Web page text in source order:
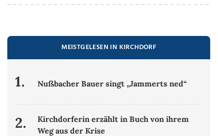
MEISTGELESEN IN KIRCHDORF
1. Nußbacher Bauer singt „Jammerts ned“
2.
Kirchdorferin erzählt in Buch von ihrem
Weg aus der Krise